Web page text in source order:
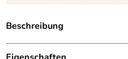
Beschreibung
Sensicode Oil Serum wurde
gereizte & teilweise spröde